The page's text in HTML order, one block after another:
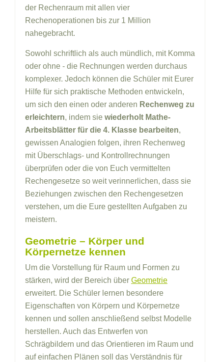
der Rechenraum mit allen vier
Rechenoperationen bis zur 1 Million
nahegebracht.
Sowohl schriftlich als auch mündlich, mit Komma
oder ohne - die Rechnungen werden durchaus
komplexer. Jedoch können die Schüler mit Eurer
Hilfe für sich praktische Methoden entwickeln,
um sich den einen oder anderen Rechenweg zu
erleichtern, indem sie wiederholt Mathe-
Arbeitsblätter für die 4. Klasse bearbeiten,
gewissen Analogien folgen, ihren Rechenweg
mit Überschlags- und Kontrollrechnungen
überprüfen oder die von Euch vermittelten
Rechengesetze so weit verinnerlichen, dass sie
Beziehungen zwischen den Rechengesetzen
verstehen, um die Eure gestellten Aufgaben zu
meistern.
Geometrie – Körper und
Körpernetze kennen
Um die Vorstellung für Raum und Formen zu
stärken, wird der Bereich über Geometrie
erweitert. Die Schüler lernen besondere
Eigenschaften von Körpern und Körpernetze
kennen und sollen anschließend selbst Modelle
herstellen. Auch das Entwerfen von
Schrägbildern und das Orientieren im Raum und
auf einfachen Plänen soll das Verständnis für